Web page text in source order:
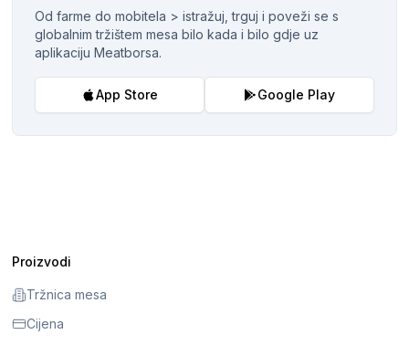
Od farme do mobitela > istražuj, trguj i poveži se s
globalnim tržištem mesa bilo kada i bilo gdje uz
aplikaciju Meatborsa.
App Store Google Play
Proizvodi
Tržnica mesa
Cijena